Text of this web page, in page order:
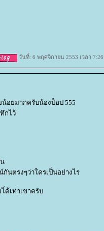
วันที่: 6 พฤศจิกายน 2553 เวลา
อยมากครับน้องป็อป 555
กไว้
นตรงๆว่าใครเป็นอย่างไร
ด้เท่าเขาครับ